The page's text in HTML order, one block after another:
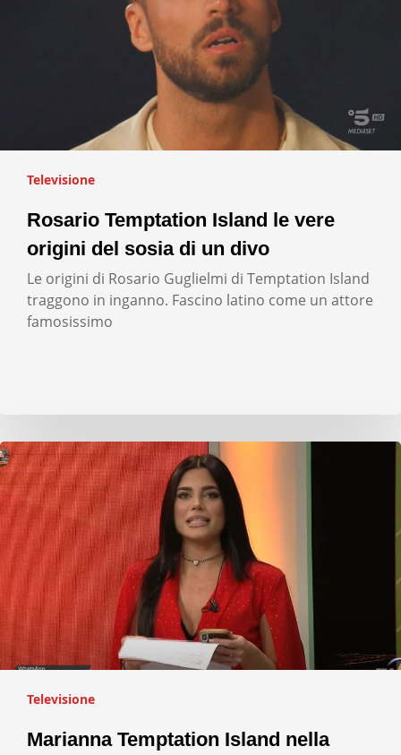
Televisione
Rosario Temptation Island le vere
origini del sosia di un divo
Le origini di Rosario Guglielmi di Temptation Island
traggono in inganno. Fascino latino come un attore
famosissimo
Televisione
Marianna Temptation Island nella